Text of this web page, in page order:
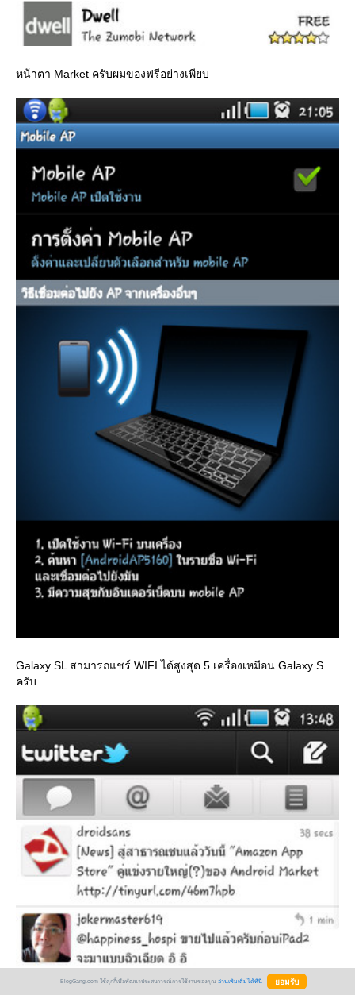
หน้าตา Market ครับผมของฟรีอย่างเพียบ
Galaxy SL สามารถแชร์ WIFI ได้สูงสุด 5 เครื่องเหมือน Galaxy S
ครับ
BlogGang.com ใช้คุกกี้เพื่อพัฒนาประสบการณ์การใช้งานของคุณ อ่านเพิ่มเติมได้ที่นี่